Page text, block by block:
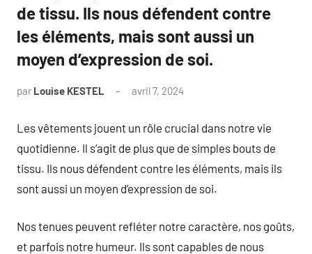
de tissu. Ils nous défendent contre
les éléments, mais sont aussi un
moyen d’expression de soi.
par Louise KESTEL avril 7, 2024
Les vêtements jouent un rôle crucial dans notre vie
quotidienne. Il s’agit de plus que de simples bouts de
tissu. Ils nous défendent contre les éléments, mais ils
sont aussi un moyen d’expression de soi.
Nos tenues peuvent refléter notre caractère, nos goûts,
et parfois notre humeur. Ils sont capables de nous